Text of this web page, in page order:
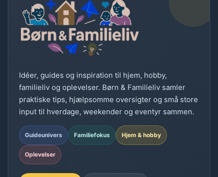
Idéer, guides og inspiration til hjem, hobby,
familieliv og oplevelser. Børn & Familieliv samler
praktiske tips, hjælpsomme oversigter og små store
input til hverdage, weekender og eventyr sammen.
Guideunivers Familiefokus Hjem & hobby
Oplevelser